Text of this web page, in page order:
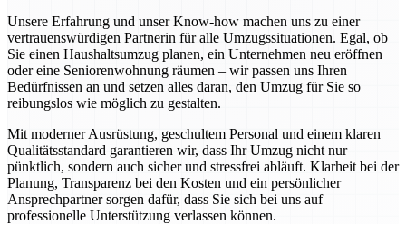
Unsere Erfahrung und unser Know-how machen uns zu einer
vertrauenswürdigen Partnerin für alle Umzugssituationen. Egal, ob
Sie einen Haushaltsumzug planen, ein Unternehmen neu eröffnen
oder eine Seniorenwohnung räumen – wir passen uns Ihren
Bedürfnissen an und setzen alles daran, den Umzug für Sie so
reibungslos wie möglich zu gestalten.
Mit moderner Ausrüstung, geschultem Personal und einem klaren
Qualitätsstandard garantieren wir, dass Ihr Umzug nicht nur
pünktlich, sondern auch sicher und stressfrei abläuft. Klarheit bei der
Planung, Transparenz bei den Kosten und ein persönlicher
Ansprechpartner sorgen dafür, dass Sie sich bei uns auf
professionelle Unterstützung verlassen können.